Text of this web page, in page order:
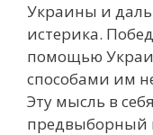
Украины и
истерика.
помощью
способами им
Эту мысль в
предвыборный